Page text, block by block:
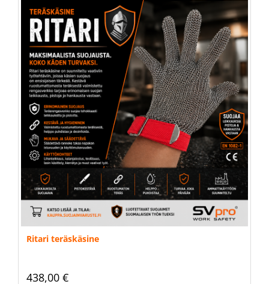
Ritari teräskäsine
438,00 €